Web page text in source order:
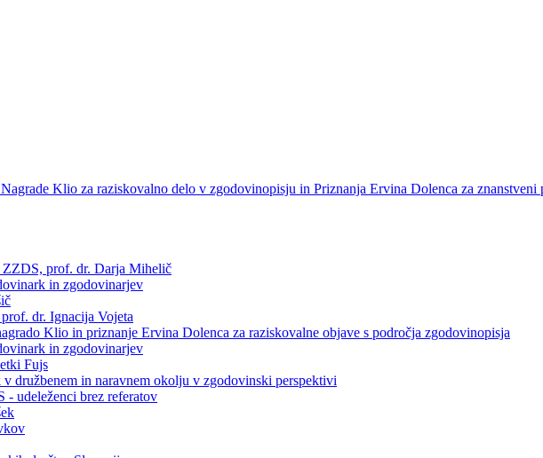
Klio za raziskovalno delo v zgodovinopisju in Priznanja Ervina Dolenca za znanstveni
ZZDS, prof. dr. Darja Mihelič
in zgodovinarjev
dr. Ignacija Vojeta
Klio in priznanje Ervina Dolenca za raziskovalne objave s področja zgodovinopisja
in zgodovinarjev
Fujs
družbenem in naravnem okolju v zgodovinski perspektivi
- udeleženci brez referatov